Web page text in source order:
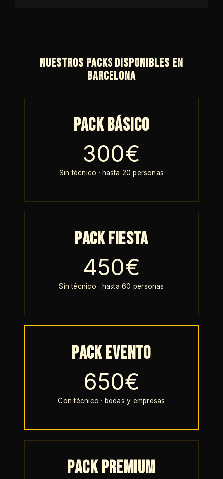
Nuestros packs disponibles en
Barcelona
Pack Básico
300€
Sin técnico · hasta 20 personas
Pack Fiesta
450€
Sin técnico · hasta 60 personas
Pack Evento
650€
Con técnico · bodas y empresas
Pack Premium